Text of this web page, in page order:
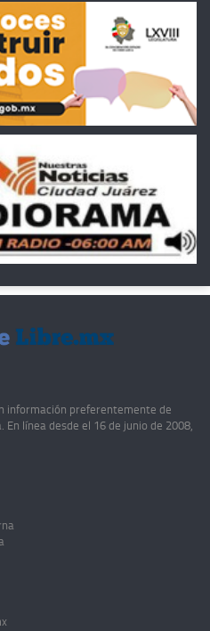
información preferentemente de
línea desde el 16 de junio de 2008,